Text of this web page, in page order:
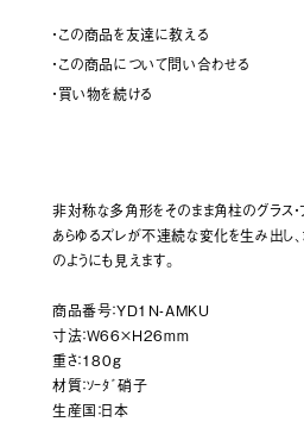
・この商品を友達に教える
・この商品について問い合わせる
・買い物を続ける
非対称な多角形をそのまま角柱のグラス・
あらゆるズレが不連続な変化を生み出し
のようにも見えます。
商品番号：YD1N-AMKU
寸法：W66×H26mm
重さ：180g
材質：ｿｰﾀﾞ硝子
生産国：日本